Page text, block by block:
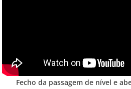
Fecho da passagem de nível e